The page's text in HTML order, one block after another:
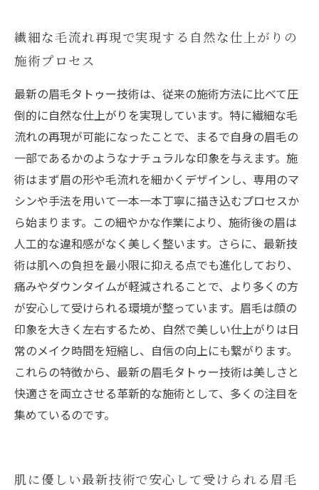
繊細な毛流れ再現で実現する自然な仕上がりの
施術プロセス
最新の眉毛タトゥー技術は、従来の施術方法に比べて圧
倒的に自然な仕上がりを実現しています。特に繊細な毛
流れの再現が可能になったことで、まるで自身の眉毛の
一部であるかのようなナチュラルな印象を与えます。施
術はまず眉の形や毛流れを細かくデザインし、専用のマ
シンや手法を用いて一本一本丁寧に描き込むプロセスか
ら始まります。この細やかな作業により、施術後の眉は
人工的な違和感がなく美しく整います。さらに、最新技
術は肌への負担を最小限に抑える点でも進化しており、
痛みやダウンタイムが軽減されることで、より多くの方
が安心して受けられる環境が整っています。眉毛は顔の
印象を大きく左右するため、自然で美しい仕上がりは日
常のメイク時間を短縮し、自信の向上にも繋がります。
これらの特徴から、最新の眉毛タトゥー技術は美しさと
快適さを両立させる革新的な施術として、多くの注目を
集めているのです。
肌に優しい最新技術で安心して受けられる眉毛